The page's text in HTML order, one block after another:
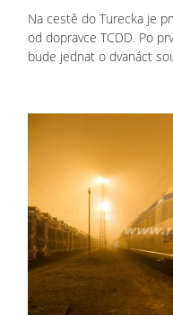
Na cestě do Turecka je
od dopravce TCDD. Po
bude jednat o dvanáct